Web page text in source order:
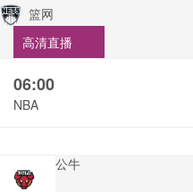
篮网
高清直播
06:00
NBA
公牛